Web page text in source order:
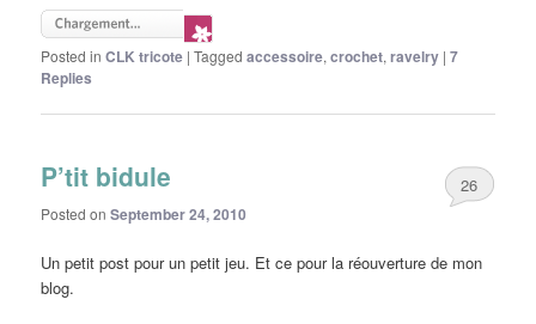
Posted in CLK tricote |Tagged accessoire,crochet,ravelry |7
Replies
P’tit bidule
Posted onSeptember 24, 2010
26
Un petit post pour un petit jeu. Et ce pour la réouverture de mon
blog.